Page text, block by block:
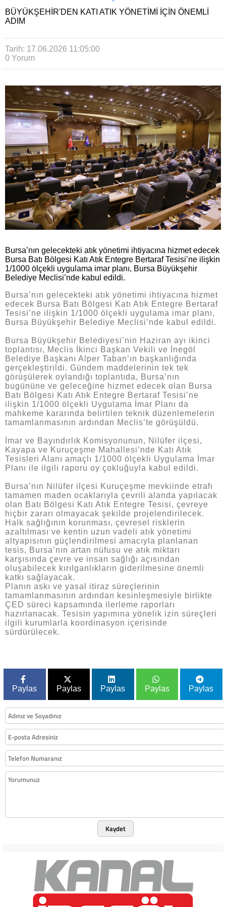
BÜYÜKŞEHIR'DEN KATI ATIK YÖNETIMI IÇIN ÖNEMLI
ADIM
Tarih: 17.06.2026 11:05:00
0 Yorum
Bursa’nın gelecekteki atık yönetimi ihtiyacına hizmet edecek
Bursa Batı Bölgesi Katı Atık Entegre Bertaraf Tesisi’ne ilişkin
1/1000 ölçekli uygulama imar planı, Bursa Büyükşehir
Belediye Meclisi’nde kabul edildi.
Bursa’nın gelecekteki atık yönetimi ihtiyacına hizmet
edecek Bursa Batı Bölgesi Katı Atık Entegre Bertaraf
Tesisi’ne ilişkin 1/1000 ölçekli uygulama imar planı,
Bursa Büyükşehir Belediye Meclisi’nde kabul edildi.
Bursa Büyükşehir Belediyesi’nin Haziran ayı ikinci
toplantısı, Meclis İkinci Başkan Vekili ve İnegöl
Belediye Başkanı Alper Taban’ın başkanlığında
gerçekleştirildi. Gündem maddelerinin tek tek
görüşülerek oylandığı toplantıda, Bursa’nın
bugününe ve geleceğine hizmet edecek olan Bursa
Batı Bölgesi Katı Atık Entegre Bertaraf Tesisi’ne
ilişkin 1/1000 ölçekli Uygulama İmar Planı da
mahkeme kararında belirtilen teknik düzenlemelerin
tamamlanmasının ardından Meclis’te görüşüldü.
İmar ve Bayındırlık Komisyonunun, Nilüfer ilçesi,
Kayapa ve Kuruçeşme Mahallesi’nde Katı Atık
Tesisleri Alanı amaçlı 1/1000 ölçekli Uygulama İmar
Planı ile ilgili raporu oy çokluğuyla kabul edildi.
Bursa’nın Nilüfer ilçesi Kuruçeşme mevkiinde etrafı
tamamen maden ocaklarıyla çevrili alanda yapılacak
olan Batı Bölgesi Katı Atık Entegre Tesisi, çevreye
hiçbir zararı olmayacak şekilde projelendirilecek.
Halk sağlığının korunması, çevresel risklerin
azaltılması ve kentin uzun vadeli atık yönetimi
altyapısının güçlendirilmesi amacıyla planlanan
tesis, Bursa’nın artan nüfusu ve atık miktarı
karşısında çevre ve insan sağlığı açısından
oluşabilecek kırılganlıkların giderilmesine önemli
katkı sağlayacak.
Planın askı ve yasal itiraz süreçlerinin
tamamlanmasının ardından kesinleşmesiyle birlikte
ÇED süreci kapsamında ilerleme raporları
hazırlanacak. Tesisin yapımına yönelik izin süreçleri
ilgili kurumlarla koordinasyon içerisinde
sürdürülecek.
Paylas Paylas Paylas Paylas Paylas
Kaydet